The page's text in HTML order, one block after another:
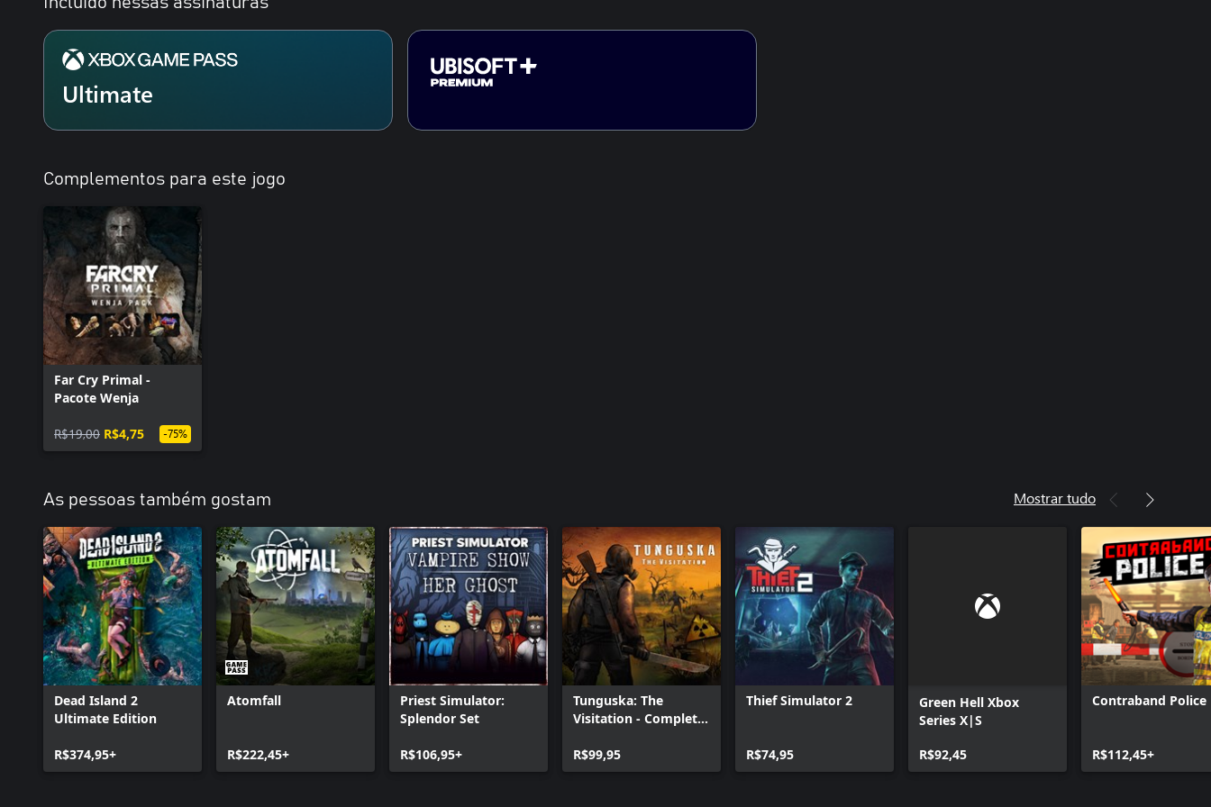
Ultimate
Complementos para este jogo
Far Cry Primal -
Pacote Wenja
R$19,00 R$4,75 -75%
As pessoas também gostam Mostrar tudo
Dead Island 2
Ultimate Edition
R$374,95+
Atomfall
R$222,45+
Priest Simulator:
Splendor Set
R$106,95+
Tunguska: The
Visitation - Complete
R$99,95
Thief Simulator 2
R$74,95
Green Hell Xbox
Series X|S
R$92,45
Contraband Police
R$112,45+